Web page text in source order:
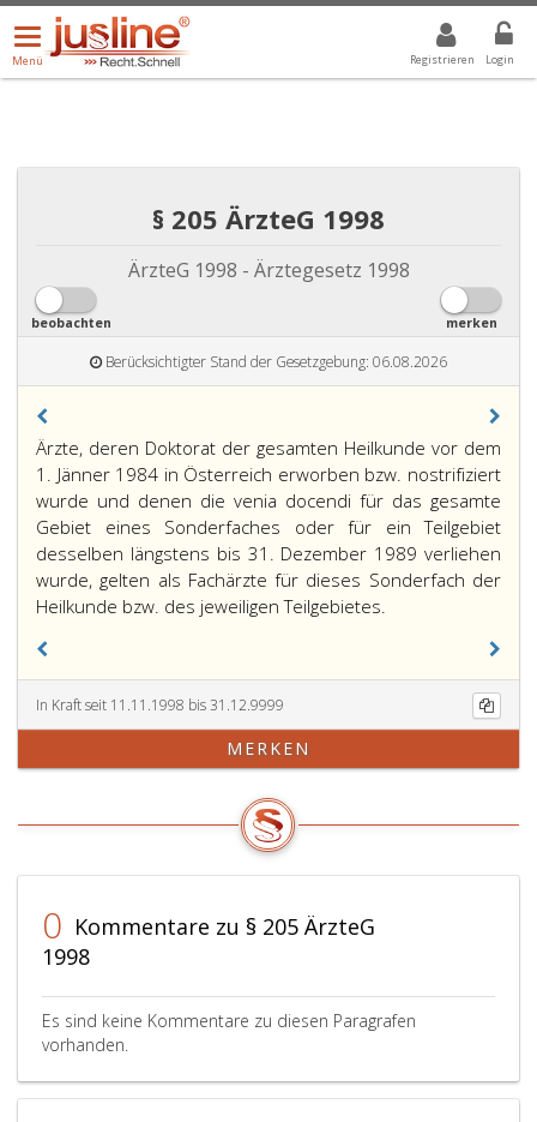
Registrieren Login
Menü
öffnen/schließen
Menü
ALLE DROPDOWN: GEWÄHLTER WERT IST ALLE
§ 205 ÄrzteG 1998
ÄrzteG 1998 - Ärztegesetz 1998
beobachten merken
Berücksichtigter Stand der Gesetzgebung: 06.08.2026
Paragraph
205,
Ärzte, deren Doktorat der gesamten Heilkunde vor dem
1. Jänner 1984 in Österreich erworben bzw. nostrifiziert
wurde und denen die venia docendi für das gesamte
Gebiet eines Sonderfaches oder für ein Teilgebiet
desselben längstens bis 31. Dezember 1989 verliehen
wurde, gelten als Fachärzte für dieses Sonderfach der
Heilkunde bzw. des jeweiligen Teilgebietes.
In Kraft seit 11.11.1998 bis 31.12.9999
MERKEN
0 Kommentare zu § 205 ÄrzteG
1998
Es sind keine Kommentare zu diesen Paragrafen
vorhanden.